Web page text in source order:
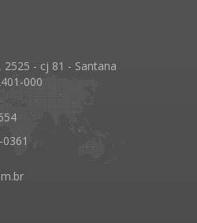
2525 - cj 81 - Santana
000